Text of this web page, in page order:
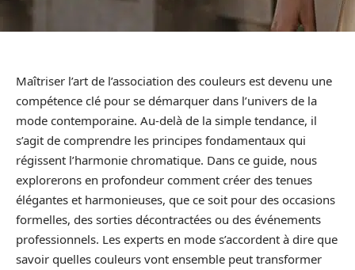
Maîtriser l’art de l’association des couleurs est devenu une
compétence clé pour se démarquer dans l’univers de la
mode contemporaine. Au-delà de la simple tendance, il
s’agit de comprendre les principes fondamentaux qui
régissent l’harmonie chromatique. Dans ce guide, nous
explorerons en profondeur comment créer des tenues
élégantes et harmonieuses, que ce soit pour des occasions
formelles, des sorties décontractées ou des événements
professionnels. Les experts en mode s’accordent à dire que
savoir quelles couleurs vont ensemble peut transformer